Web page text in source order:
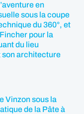
en
sous la coupe
du 360°, et
pour la
du lieu
son architecture
Vinzon sous la
de la Pâte à